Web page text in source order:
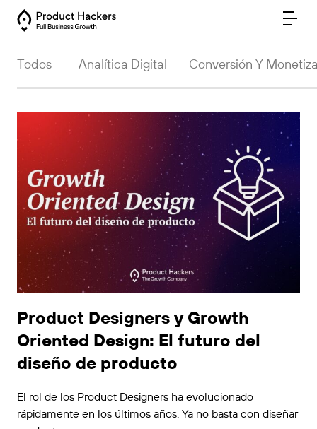
Todos Analítica Digital Conversión Y
Product Designers y Growth
Oriented Design: El futuro del
diseño de producto
El rol de los Product Designers ha evolucionado
rápidamente en los últimos años. Ya no basta con diseñar